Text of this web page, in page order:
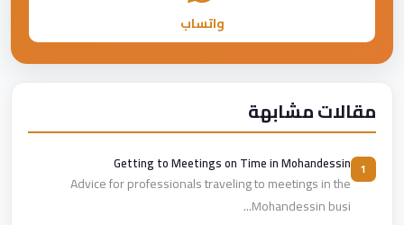
واتساب
مقالات مشابهة
Getting to Meetings on Time in Mohandessin
Advice for professionals traveling to meetings in the
Mohandessin busi...